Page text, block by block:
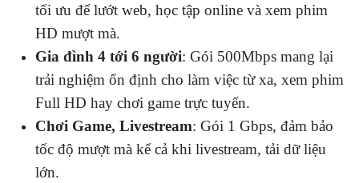
tối ưu để lướt web, học tập online và xem phim
HD mượt mà.
Gia đình 4 tới 6 người: Gói 500Mbps mang lại
trải nghiệm ổn định cho làm việc từ xa, xem phim
Full HD hay chơi game trực tuyến.
Chơi Game, Livestream: Gói 1 Gbps, đảm bảo
tốc độ mượt mà kể cả khi livestream, tải dữ liệu
lớn.